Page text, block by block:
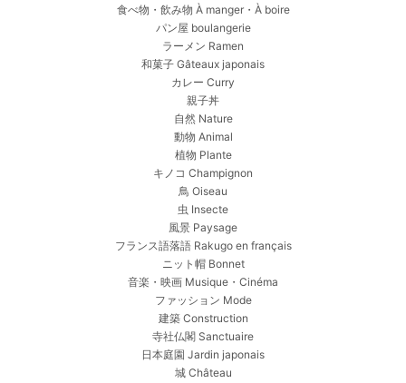
食べ物・飲み物 À manger・À boire
パン屋 boulangerie
ラーメン Ramen
和菓子 Gâteaux japonais
カレー Curry
親子丼
自然 Nature
動物 Animal
植物 Plante
キノコ Champignon
鳥 Oiseau
虫 Insecte
風景 Paysage
フランス語落語 Rakugo en français
ニット帽 Bonnet
音楽・映画 Musique・Cinéma
ファッション Mode
建築 Construction
寺社仏閣 Sanctuaire
日本庭園 Jardin japonais
城 Château